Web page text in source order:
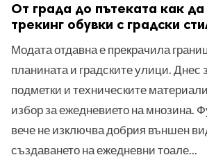
От града до пътеката как да
трекинг обувки с градски
Модата отдавна е прекрачила
планината и градските улици. Днес
подметки и техническите
избор за ежедневието на мнозина.
вече не изключва добрия външен
създаването на ежедневни тоале...